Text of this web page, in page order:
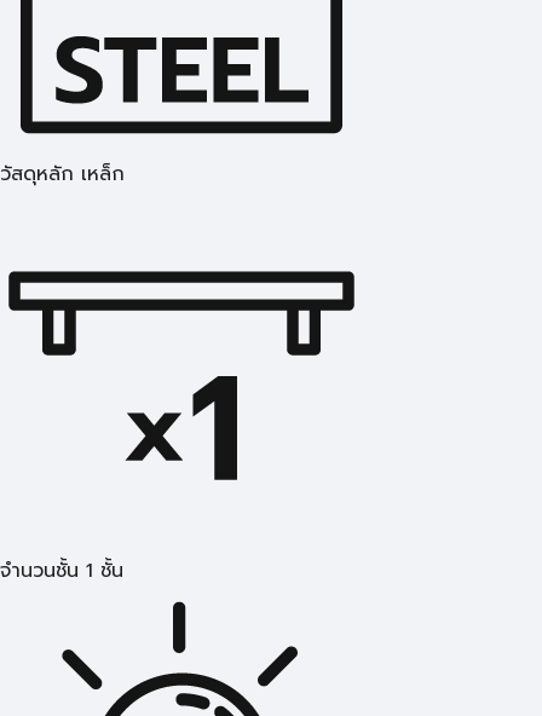
วัสดุหลัก เหล็ก
จำนวนชั้น 1 ชั้น